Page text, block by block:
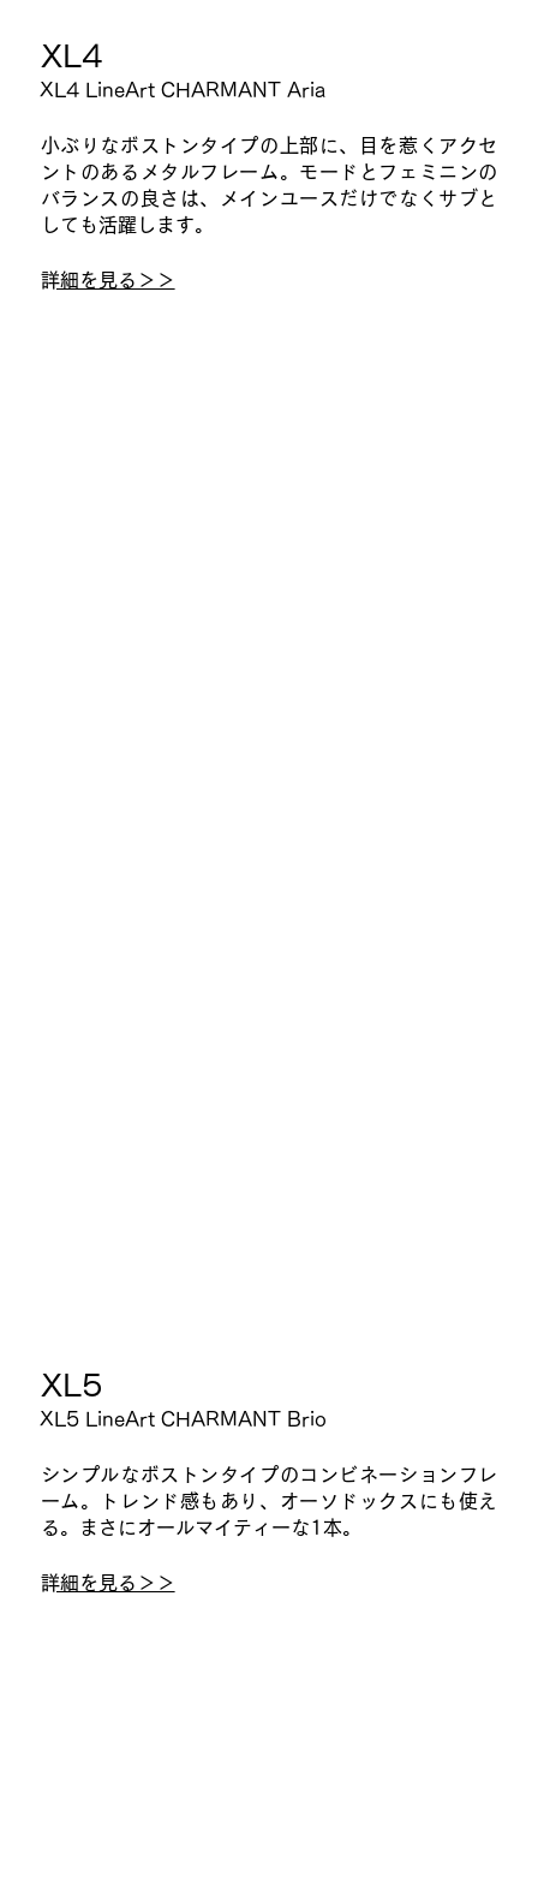
XL4
​XL4 LineArt CHARMANT Aria
小ぶりなボストンタイプの上部に、目を惹くアクセ
ントのあるメタルフレーム。モードとフェミニンの
バランスの良さは、メインユースだけでなくサブと
しても活躍します。
​詳細を見る＞＞
​XL5
XL5 LineArt CHARMANT Brio
シンプルなボストンタイプのコンビネーションフレ
ーム。トレンド感もあり、オーソドックスにも使え
る。まさにオールマイティーな1本。
​詳細を見る＞＞